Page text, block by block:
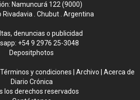
Namuncurá 122 (9000)
Rivadavia . Chubut . Argentina
denuncias o publicidad
+54 9 2976 25-3048
Depositphotos
Términos y condiciones Archivo
Acerca de
Diario Crónica
los derechos reservados